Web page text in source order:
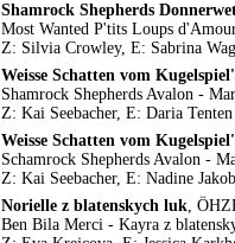
Shamrock Shepherds
Most Wanted P'tits Loups
Z: Silvia Crowley, E: Sabrina
Weisse Schatten vom
Shamrock Shepherds Avalon -
Z: Kai Seebacher, E: Daria Tenten
Weisse Schatten vom
Schamrock Shepherds Avalon -
Z: Kai Seebacher, E: Nadine Jakob
Norielle z blatenskych luk,
Ben Bila Merci - Kayra z